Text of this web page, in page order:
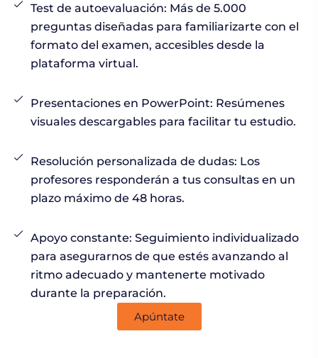
Test de autoevaluación: Más de 5.000
preguntas diseñadas para familiarizarte con el
formato del examen, accesibles desde la
plataforma virtual.
Presentaciones en PowerPoint: Resúmenes
visuales descargables para facilitar tu estudio.
Resolución personalizada de dudas: Los
profesores responderán a tus consultas en un
plazo máximo de 48 horas.
Apoyo constante: Seguimiento individualizado
para asegurarnos de que estés avanzando al
ritmo adecuado y mantenerte motivado
durante la preparación.
Apúntate